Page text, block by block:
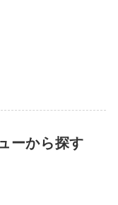
ーから探す